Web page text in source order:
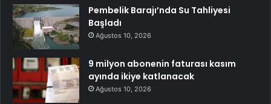
Pembelik Barajı’nda Su Tahliyesi
Başladı
Ağustos 10, 2026
9 milyon abonenin faturası kasım
ayında ikiye katlanacak
Ağustos 10, 2026